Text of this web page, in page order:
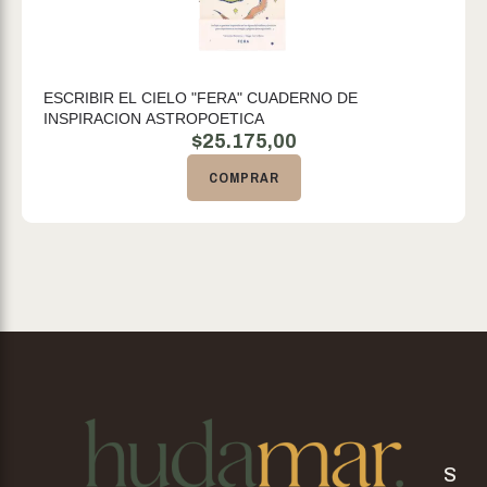
ESCRIBIR EL CIELO "FERA" CUADERNO DE
INSPIRACION ASTROPOETICA
$25.175,00
COMPRAR
S